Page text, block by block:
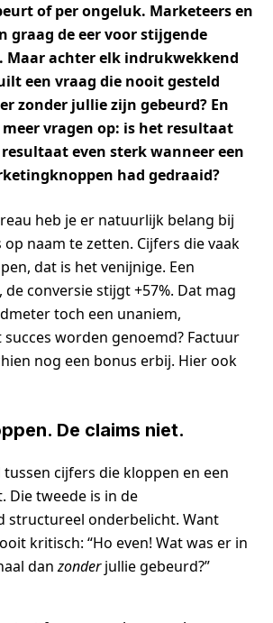
of per ongeluk. Marketeers en
graag de eer voor stijgende
Maar achter elk indrukwekkend
een vraag die nooit gesteld
zonder jullie zijn gebeurd? En
vragen op: is het resultaat
even sterk wanneer een
had gedraaid?
heb je er natuurlijk belang bij
naam te zetten. Cijfers die vaak
dat is het venijnige. Een
conversie stijgt +57%. Dat mag
toch een unaniem,
worden genoemd? Factuur
nog een bonus erbij. Hier ook
De claims niet.
tussen cijfers die kloppen en een
Die tweede is in de
structureel onderbelicht. Want
kritisch: “Ho even! Wat was er in
danzonderjullie gebeurd?”